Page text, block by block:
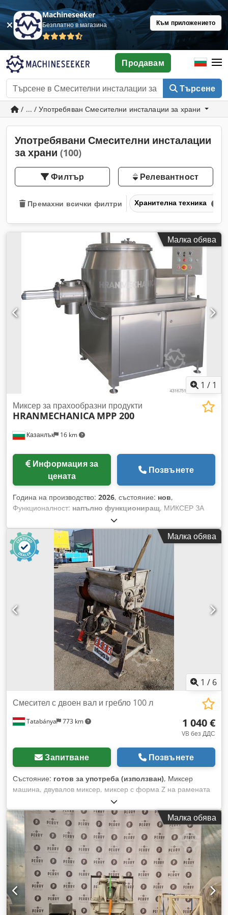
Machineseeker
Безплатно в магазина Към приложението
Търсене
Продавам
/ ... / Употребяван Смесителни инсталации за храни
Употребявани Смесителни инсталации
за храни (100)
Филтър Релевантност
Премахни всички филтри Хранителна техника
Малка обява
1 / 1
Казанлък 16 km
Миксер за прахообразни продукти
HRANMECHANICA MPP 200
Информация за
цената
Позвънете
Година на производство: 2026, състояние: нов,
Функционалност: напълно функциониращ, МИКСЕР ЗА
ПРАХООБРАЗНИ СЪСТАВКИ/ПРОДУКТИ Предназначен за
смесване на прахообразни продукти Изработен от
неръждаема стомана Пневматично отваряне на капака и
дозиращата система Dodpfxex Dicaj Ap Aeck Две скорости
на разбъркване ТИП – MPP 200 Д/Ш/В – 1980 мм/1010
мм/1530 мм ОБЩ ОБЕМ – 250 л
Малка обява
1 / 6
Tatabánya 773 km
Смесител с двоен вал и гребло 100 л
1 040 €
VB без ДДС
Запитване Позвънете
Състояние: готов за употреба (използван), Миксер
машина, двувалов миксер, миксер с форма Z на рамената
Миксер машина, двувалов миксер, миксер с форма Z на
рамената, използвана техника Общи размери: 1150 x 750 x
1520 мм Dcsdpfx Aou Hknkjp Aek Тегло: 355 кг Размер на
бункера: 530 x 500 x 400 мм Електрически характеристики:
400V
Малка обява